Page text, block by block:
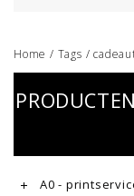
Home / Tags /
A0 -